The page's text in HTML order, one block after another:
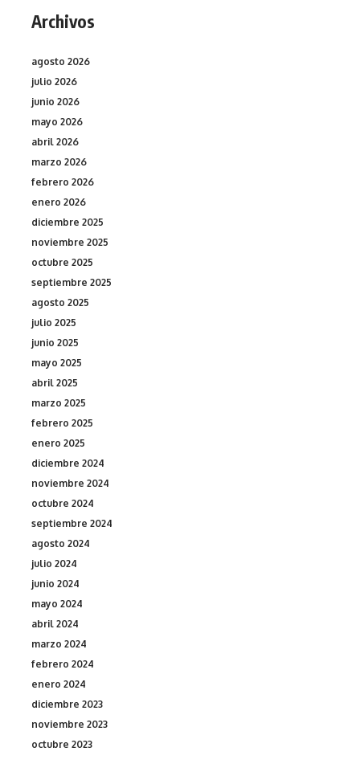
Archivos
agosto 2026
julio 2026
junio 2026
mayo 2026
abril 2026
marzo 2026
febrero 2026
enero 2026
diciembre 2025
noviembre 2025
octubre 2025
septiembre 2025
agosto 2025
julio 2025
junio 2025
mayo 2025
abril 2025
marzo 2025
febrero 2025
enero 2025
diciembre 2024
noviembre 2024
octubre 2024
septiembre 2024
agosto 2024
julio 2024
junio 2024
mayo 2024
abril 2024
marzo 2024
febrero 2024
enero 2024
diciembre 2023
noviembre 2023
octubre 2023